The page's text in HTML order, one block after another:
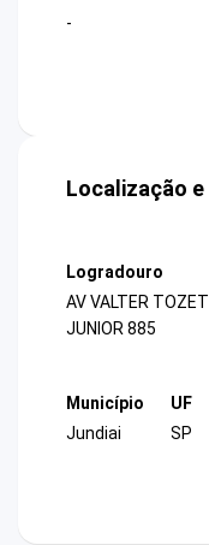
-
Localização
Logradouro
AV VALTER
JUNIOR 885
Município
Jundiai
UF
SP